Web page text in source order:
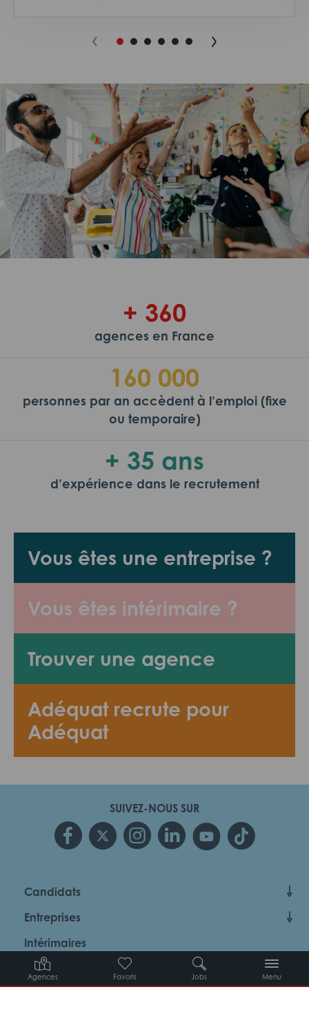
Agences Favoris Jobs Menu
Vous êtes une entreprise ?
Vous êtes intérimaire ?
Trouver une agence
Adéquat recrute pour
Adéquat
+ 360
agences en France
160 000
personnes par an accèdent à l’emploi (fixe
ou temporaire)
+ 35 ans
d’expérience dans le recrutement
SUIVEZ-NOUS SUR
Candidats
Entreprises
Intérimaires
À propos d’Adéquat